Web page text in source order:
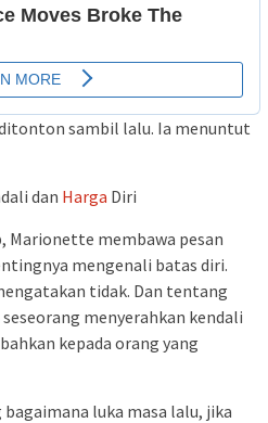
sambil lalu. Ia menuntut
dan Harga Diri
Marionette membawa pesan
mengenali batas diri.
tidak. Dan tentang
menyerahkan kendali
kepada orang yang
luka masa lalu, jika